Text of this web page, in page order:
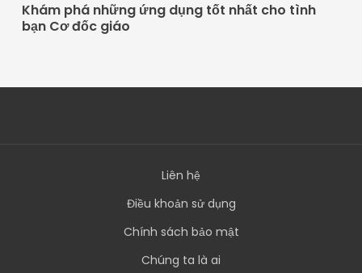
Khám phá những ứng dụng tốt nhất cho tình
bạn Cơ đốc giáo
Liên hệ
Điều khoản sử dụng
Chính sách bảo mật
Chúng ta là ai